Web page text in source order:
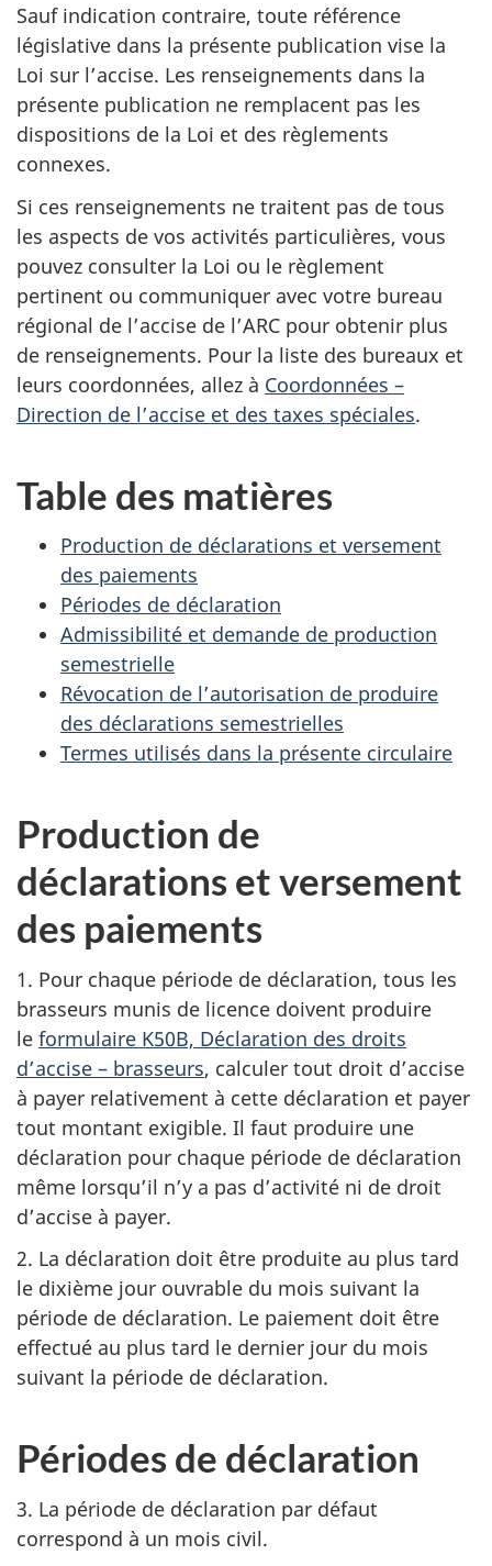
Sauf indication contraire, toute référence
législative dans la présente publication vise la
Loi sur l’accise. Les renseignements dans la
présente publication ne remplacent pas les
dispositions de la Loi et des règlements
connexes.
Si ces renseignements ne traitent pas de tous
les aspects de vos activités particulières, vous
pouvez consulter la Loi ou le règlement
pertinent ou communiquer avec votre bureau
régional de l’accise de l’ARC pour obtenir plus
de renseignements. Pour la liste des bureaux et
leurs coordonnées, allez à Coordonnées –
Direction de l’accise et des taxes spéciales.
Table des matières
Production de déclarations et versement
des paiements
Périodes de déclaration
Admissibilité et demande de production
semestrielle
Révocation de l’autorisation de produire
des déclarations semestrielles
Termes utilisés dans la présente circulaire
Production de
déclarations et versement
des paiements
1. Pour chaque période de déclaration, tous les
brasseurs munis de licence doivent produire
le formulaire K50B, Déclaration des droits
d’accise – brasseurs, calculer tout droit d’accise
à payer relativement à cette déclaration et payer
tout montant exigible. Il faut produire une
déclaration pour chaque période de déclaration
même lorsqu’il n’y a pas d’activité ni de droit
d’accise à payer.
2. La déclaration doit être produite au plus tard
le dixième jour ouvrable du mois suivant la
période de déclaration. Le paiement doit être
effectué au plus tard le dernier jour du mois
suivant la période de déclaration.
Périodes de déclaration
3. La période de déclaration par défaut
correspond à un mois civil.